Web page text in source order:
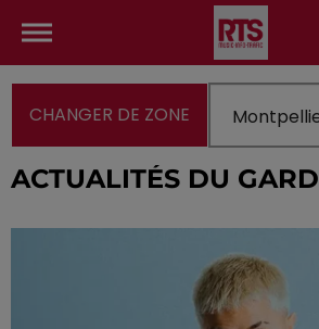
CHANGER DE ZONE
ACTUALITÉS DU GARD